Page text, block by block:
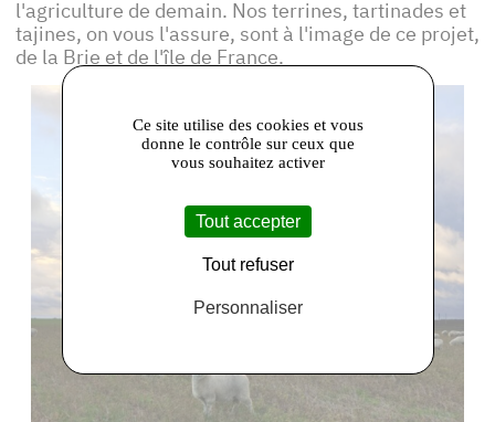
l'agriculture de demain. Nos terrines, tartinades et
tajines, on vous l'assure, sont à l'image de ce projet,
de la Brie et de l'île de France.
Ce site utilise des cookies et vous
donne le contrôle sur ceux que
vous souhaitez activer
Tout accepter
Tout refuser
Personnaliser